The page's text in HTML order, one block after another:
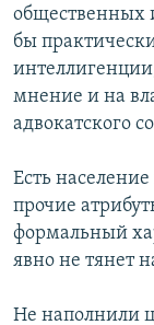
общественных
бы
мнение и на
адвокатского
Есть
прочие
формальный
явно не тянет
Не наполнили